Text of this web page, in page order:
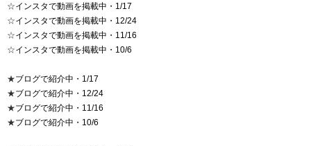
☆インスタで動画を掲載中・1/17
☆インスタで動画を掲載中・12/24
☆インスタで動画を掲載中・11/16
☆インスタで動画を掲載中・10/6
★ブログで紹介中・1/17
★ブログで紹介中・12/24
★ブログで紹介中・11/16
★ブログで紹介中・10/6